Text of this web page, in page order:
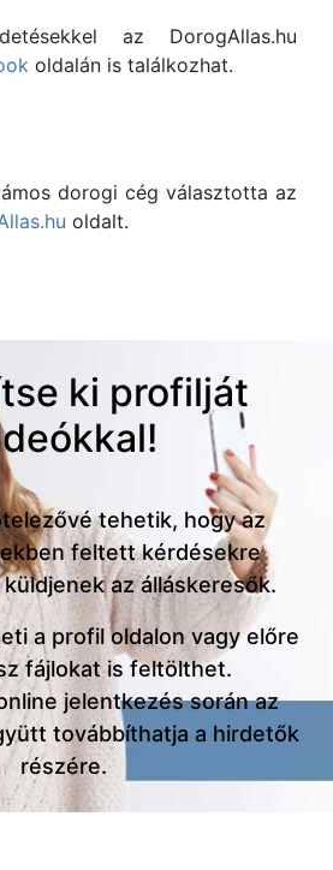
az DorogAllas.hu
oldalán is találkozhat.
dorogi cég választotta az
oldalt.
ki profilját
tehetik, hogy az
feltett kérdésekre
küldjenek az álláskeresők.
a profil oldalon vagy előre
fájlokat is feltölthet.
jelentkezés során az
továbbíthatja a hirdetők
részére.